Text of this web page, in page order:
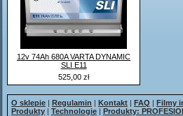
12v 74Ah 680A VARTA DYNAMIC
SLI E11
525,00 zł
O sklepie | Regulamin | Kontakt | FAQ | Filmy
Produkty | Technologie | Produkty: